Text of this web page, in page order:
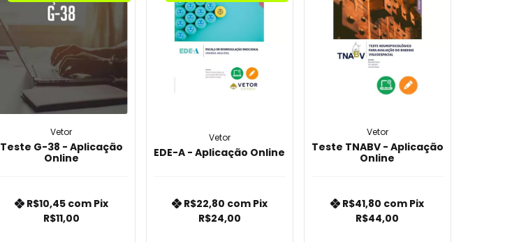
Vetor
Teste G-38 - Aplicação
Online
R$11,00
R$10,45 com Pix
Vetor
EDE-A - Aplicação Online
R$24,00
R$22,80 com Pix
Vetor
Teste TNABV - Aplicação
Online
R$44,00
R$41,80 com Pix